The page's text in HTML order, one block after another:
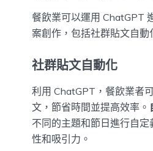
餐飲業可以運用 ChatGPT
案創作，包括社群貼文自動
社群貼文自動化
利用 ChatGPT，餐飲業者
文，節省時間並提高效率。
不同的主題和節日進行自
性和吸引力。